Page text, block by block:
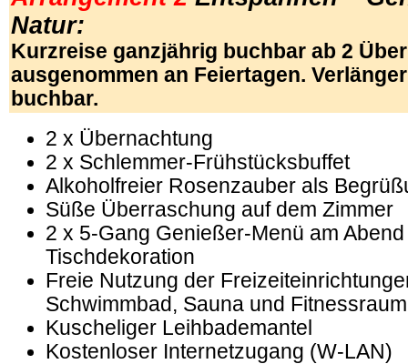
Natur:
Kurzreise ganzjährig buchbar ab 2
ausgenommen an Feiertagen.
buchbar.
2 x Übernachtung
2 x Schlemmer-Frühstücksbuffet
Alkoholfreier Rosenzauber als
Süße Überraschung auf dem Zimmer
2 x 5-Gang Genießer-Menü am
Tischdekoration
Freie Nutzung der
Schwimmbad, Sauna und Fitnessraum
Kuscheliger Leihbademantel
Kostenloser Internetzugang (W-LAN)